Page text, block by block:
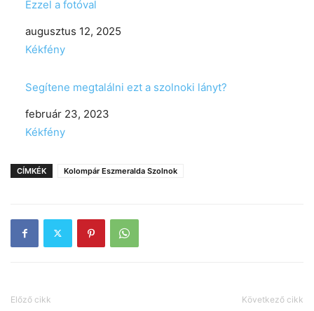
Ezzel a fotóval
Date
augusztus 12, 2025
In relation to
Kékfény
Segítene megtalálni ezt a szolnoki lányt?
Date
február 23, 2023
In relation to
Kékfény
CÍMKÉK Kolompár Eszmeralda Szolnok
Előző cikk Következő cikk